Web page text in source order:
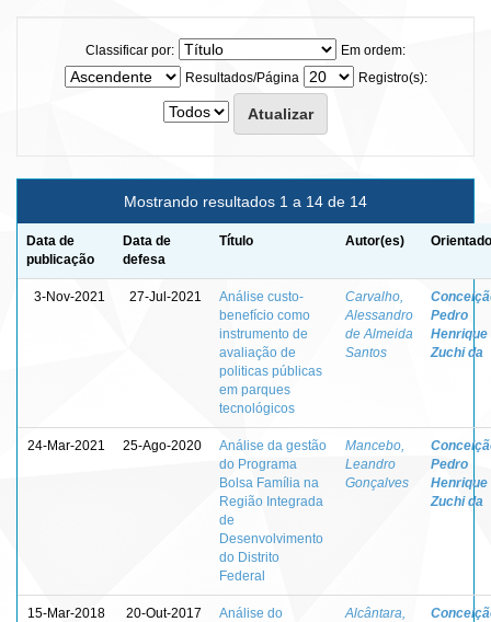
Classificar por:
Em ordem:
Resultados/Página
Registro(s):
Mostrando resultados 1 a 14 de 14
Data de
publicação
Data de
defesa
Título Autor(es)
3-Nov-2021 27-Jul-2021
Análise custo-
benefício como
instrumento de
avaliação de
politicas públicas
em parques
tecnológicos
Carvalho,
Alessandro
de Almeida
Santos
Pedro
Henrique
Zuchi da
24-Mar-2021 25-Ago-2020
Análise da gestão
do Programa
Bolsa Família na
Região Integrada
de
Desenvolvimento
do Distrito
Federal
Mancebo,
Leandro
Gonçalves
Pedro
Henrique
Zuchi da
15-Mar-2018 20-Out-2017
Análise do
Alcântara,